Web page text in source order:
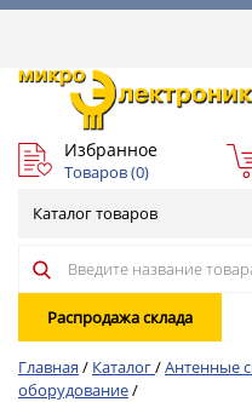
Избранное
Товаров (0)
Каталог товаров
Распродажа склада
Главная / Каталог/Антенные
оборудование/